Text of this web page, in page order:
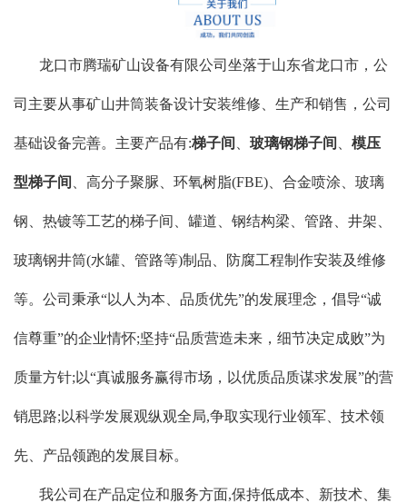
龙口市腾瑞矿山设备有限公司坐落于山东省龙口市，公
司主要从事矿山井筒装备设计安装维修、生产和销售，公司
基础设备完善。主要产品有:梯子间 玻璃钢梯子间 模压
型梯子间 、高分子聚脲、环氧树脂(FBE)、合金喷涂、玻璃
钢、热镀等工艺的梯子间、罐道、钢结构梁、管路、井架、
玻璃钢井筒(水罐、管路等)制品、防腐工程制作安装及维修
等。公司秉承“以人为本、品质优先”的发展理念，倡导“诚
信尊重”的企业情怀;坚持“品质营造未来，细节决定成败”为
质量方针;以“真诚服务赢得市场，以优质品质谋求发展”的营
销思路;以科学发展观纵观全局,争取实现行业领军、技术领
先、产品领跑的发展目标。
我公司在产品定位和服务方面,保持低成本、新技术、集